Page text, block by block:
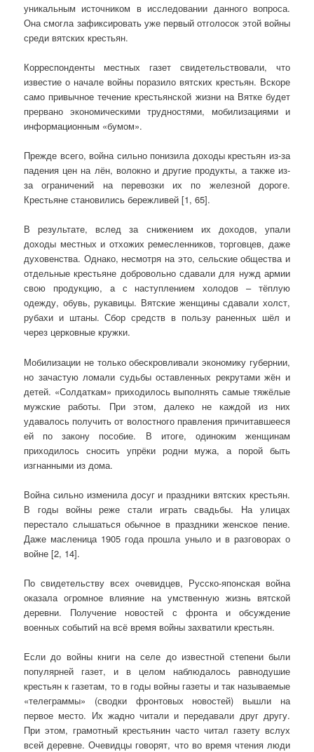
уникальным источником в исследовании данного вопроса.
Она смогла зафиксировать уже первый отголосок этой войны
среди вятских крестьян.
Корреспонденты местных газет свидетельствовали, что
известие о начале войны поразило вятских крестьян. Вскоре
само привычное течение крестьянской жизни на Вятке будет
прервано экономическими трудностями, мобилизациями и
информационным «бумом».
Прежде всего, война сильно понизила доходы крестьян из-за
падения цен на лён, волокно и другие продукты, а также из-
за ограничений на перевозки их по железной дороге.
Крестьяне становились бережливей [1, 65].
В результате, вслед за снижением их доходов, упали
доходы местных и отхожих ремесленников, торговцев, даже
духовенства. Однако, несмотря на это, сельские общества и
отдельные крестьяне добровольно сдавали для нужд армии
свою продукцию, а с наступлением холодов – тёплую
одежду, обувь, рукавицы. Вятские женщины сдавали холст,
рубахи и штаны. Сбор средств в пользу раненных шёл и
через церковные кружки.
Мобилизации не только обескровливали экономику губернии,
но зачастую ломали судьбы оставленных рекрутами жён и
детей. «Солдаткам» приходилось выполнять самые тяжёлые
мужские работы. При этом, далеко не каждой из них
удавалось получить от волостного правления причитавшееся
ей по закону пособие. В итоге, одиноким женщинам
приходилось сносить упрёки родни мужа, а порой быть
изгнанными из дома.
Война сильно изменила досуг и праздники вятских крестьян.
В годы войны реже стали играть свадьбы. На улицах
перестало слышаться обычное в праздники женское пение.
Даже масленица 1905 года прошла уныло и в разговорах о
войне [2, 14].
По свидетельству всех очевидцев, Русско-японская война
оказала огромное влияние на умственную жизнь вятской
деревни. Получение новостей с фронта и обсуждение
военных событий на всё время войны захватили крестьян.
Если до войны книги на селе до известной степени были
популярней газет, и в целом наблюдалось равнодушие
крестьян к газетам, то в годы войны газеты и так называемые
«телеграммы» (сводки фронтовых новостей) вышли на
первое место. Их жадно читали и передавали друг другу.
При этом, грамотный крестьянин часто читал газету вслух
всей деревне. Очевидцы говорят, что во время чтения люди